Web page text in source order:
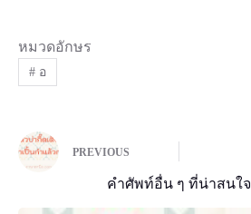
หมวดอักษร
#อ
PREVIOUS
คำศัพท์อื่น ๆ ที่น่าสนใจ